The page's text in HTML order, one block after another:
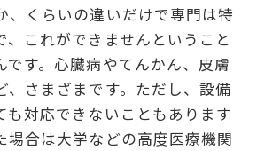
、くらいの違いだけで専門は特
、これができませんということ
です。心臓病やてんかん、皮膚
、さまざまです。ただし、設備
も対応できないこともあります
場合は大学などの高度医療機関